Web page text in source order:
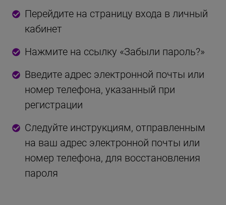
Перейдите на страницу входа в личный
кабинет
Нажмите на ссылку «Забыли пароль?»
Введите адрес электронной почты или
номер телефона, указанный при
регистрации
Следуйте инструкциям, отправленным
на ваш адрес электронной почты или
номер телефона, для восстановления
пароля